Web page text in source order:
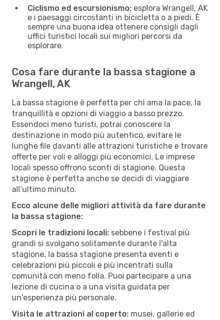
Ciclismo ed escursionismo: esplora Wrangell, AK
e i paesaggi circostanti in bicicletta o a piedi. È
sempre una buona idea ottenere consigli dagli
uffici turistici locali sui migliori percorsi da
esplorare.
Cosa fare durante la bassa stagione a
Wrangell, AK
La bassa stagione è perfetta per chi ama la pace, la
tranquillità e opzioni di viaggio a basso prezzo.
Essendoci meno turisti, potrai conoscere la
destinazione in modo più autentico, evitare le
lunghe file davanti alle attrazioni turistiche e trovare
offerte per voli e alloggi più economici. Le imprese
locali spesso offrono sconti di stagione. Questa
stagione è perfetta anche se decidi di viaggiare
all’ultimo minuto.
Ecco alcune delle migliori attività da fare durante
la bassa stagione:
Scopri le tradizioni locali: sebbene i festival più
grandi si svolgano solitamente durante l'alta
stagione, la bassa stagione presenta eventi e
celebrazioni più piccoli e più incentrati sulla
comunità con meno folla. Puoi partecipare a una
lezione di cucina o a una visita guidata per
un'esperienza più personale.
Visita le attrazioni al coperto: musei, gallerie ed